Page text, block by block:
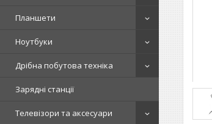
Планшети
Ноутбуки
Дрібна побутова техніка
Зарядні станції
Телевізори та аксесуари